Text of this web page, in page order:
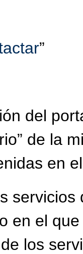
”
del
de la
en
en el
los